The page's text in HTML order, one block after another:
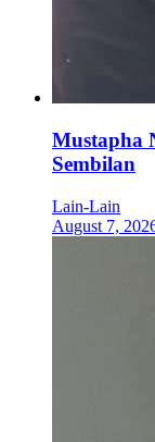
Mustapha
Sembilan
Lain-Lain
August 7,